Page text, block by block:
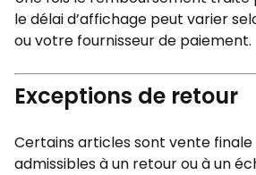
le délai d’affichage peut varier
ou votre fournisseur de paiement.
Exceptions de retour
Certains articles sont vente finale
admissibles à un retour ou à un